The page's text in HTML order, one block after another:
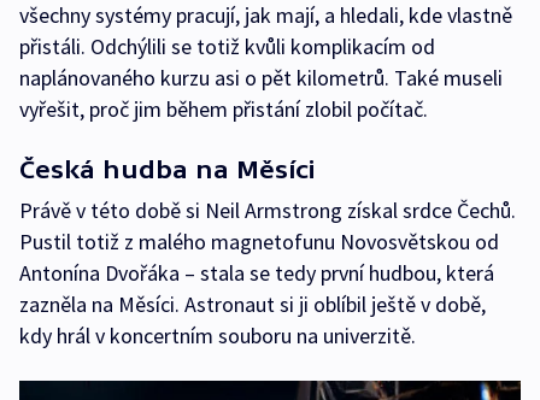
všechny systémy pracují, jak mají, a hledali, kde vlastně
přistáli. Odchýlili se totiž kvůli komplikacím od
naplánovaného kurzu asi o pět kilometrů. Také museli
vyřešit, proč jim během přistání zlobil počítač.
Česká hudba na Měsíci
Právě v této době si Neil Armstrong získal srdce Čechů.
Pustil totiž z malého magnetofunu Novosvětskou od
Antonína Dvořáka – stala se tedy první hudbou, která
zazněla na Měsíci. Astronaut si ji oblíbil ještě v době,
kdy hrál v koncertním souboru na univerzitě.